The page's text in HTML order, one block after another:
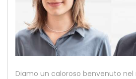
Diamo un caloroso benvenuto